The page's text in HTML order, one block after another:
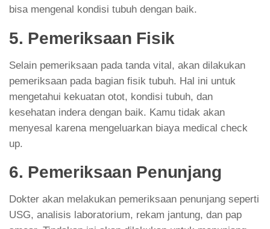
bisa mengenal kondisi tubuh dengan baik.
5. Pemeriksaan Fisik
Selain pemeriksaan pada tanda vital, akan dilakukan
pemeriksaan pada bagian fisik tubuh. Hal ini untuk
mengetahui kekuatan otot, kondisi tubuh, dan
kesehatan indera dengan baik. Kamu tidak akan
menyesal karena mengeluarkan biaya medical check
up.
6. Pemeriksaan Penunjang
Dokter akan melakukan pemeriksaan penunjang seperti
USG, analisis laboratorium, rekam jantung, dan pap